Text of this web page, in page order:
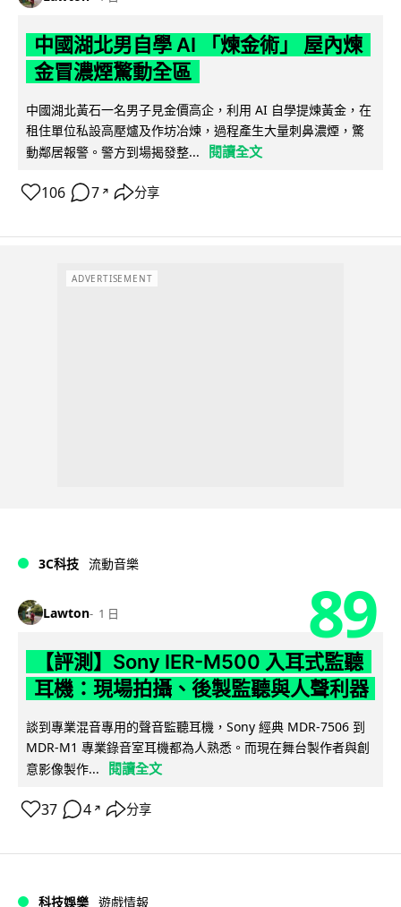
中國湖北男自學 AI 「煉金術」 屋內煉
金冒濃煙驚動全區
中國湖北黃石一名男子見金價高企，利用 AI 自學提煉黃金，在
租住單位私設高壓爐及作坊冶煉，過程產生大量刺鼻濃煙，驚
動鄰居報警。警方到場揭發整...
閱讀全文
106 7 ↗ 分享
ADVERTISEMENT
3C科技 流動音樂
Lawton 1 日 89
【評測】Sony IER-M500 入耳式監聽
耳機：現場拍攝、後製監聽與人聲利器
談到專業混音專用的聲音監聽耳機，Sony 經典 MDR-7506 到
MDR-M1 專業錄音室耳機都為人熟悉。而現在舞台製作者與創
意影像製作...
閱讀全文
37 4 ↗ 分享
科技娛樂 遊戲情報